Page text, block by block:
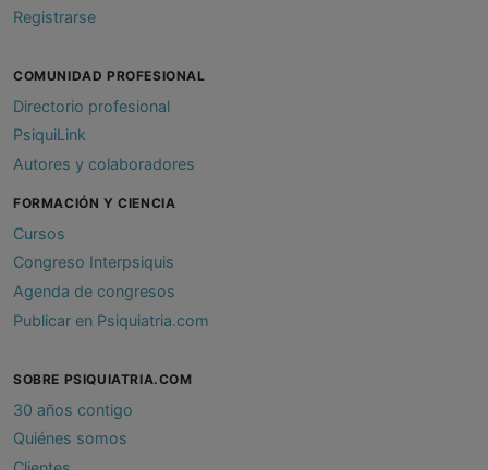
Registrarse
COMUNIDAD PROFESIONAL
Directorio profesional
PsiquiLink
Autores y colaboradores
FORMACIÓN Y CIENCIA
Cursos
Congreso Interpsiquis
Agenda de congresos
Publicar en Psiquiatria.com
SOBRE PSIQUIATRIA.COM
30 años contigo
Quiénes somos